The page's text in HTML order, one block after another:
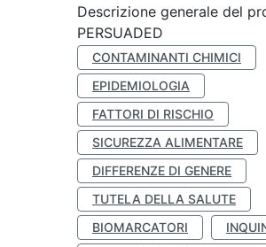
Descrizione generale del
PERSUADED
CONTAMINANTI CHIMICI
EPIDEMIOLOGIA
FATTORI DI RISCHIO
SICUREZZA ALIMENTARE
DIFFERENZE DI GENERE
TUTELA DELLA SALUTE
BIOMARCATORI